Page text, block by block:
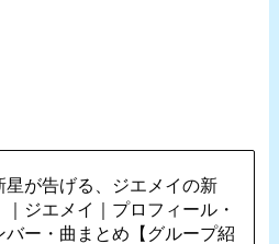
星が告げる、ジエメイの新
｜ジエメイ｜プロフィール・
バー・曲まとめ【グループ紹